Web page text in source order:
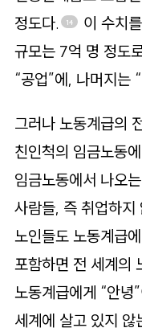
정도다.
14
이 수치
규모는 7억 명 정도
“공업”에, 나머지는
그러나 노동계급의
친인척의 임금노동
임금노동에서 나오
사람들, 즉 취업하지
노인들도 노동계급
포함하면 전 세계의
노동계급에게 “안녕
세계에 살고 있지 않